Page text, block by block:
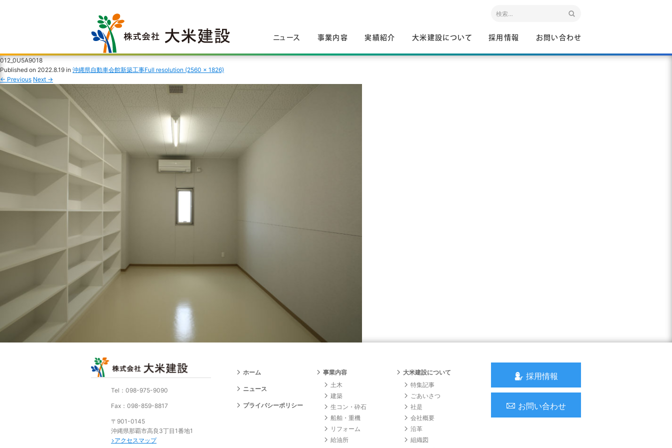
ニュース 事業内容 実績紹介 大米建設について 採用情報 お問い合わせ
012_0U5A9018
Published on 2022.8.19 in 沖縄県自動車会館新築工事Full resolution (2560 × 1826)
← Previous Next →
採用情報
お問い合わせ
Tel：098-975-9090
Fax：098-859-8817
〒901-0145
沖縄県那覇市高良3丁目1番地1
アクセスマップ
ホーム
ニュース
プライバシーポリシー
事業内容
土木
建築
生コン・砕石
船舶・重機
リフォーム
給油所
大米建設について
特集記事
ごあいさつ
社是
会社概要
沿革
組織図